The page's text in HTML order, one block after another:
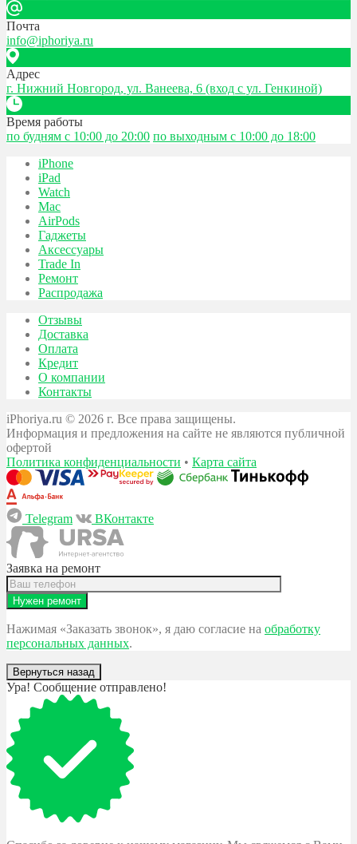
Почта
info@iphoriya.ru
Адрес
г. Нижний Новгород, ул. Ванеева, 6 (вход с ул. Генкиной)
Время работы
по будням с 10:00 до 20:00 по выходным с 10:00 до 18:00
iPhone
iPad
Watch
Mac
AirPods
Гаджеты
Аксессуары
Trade In
Ремонт
Распродажа
Отзывы
Доставка
Оплата
Кредит
О компании
Контакты
iPhoriya.ru © 2026 г. Все права защищены.
Информация и предложения на сайте не являются публичной
офертой
Политика конфиденциальности • Карта сайта
Telegram ВКонтакте
Заявка на ремонт
Нажимая «Заказать звонок», я даю согласие на обработку
персональных данных.
Вернуться назад
Ура! Сообщение отправлено!